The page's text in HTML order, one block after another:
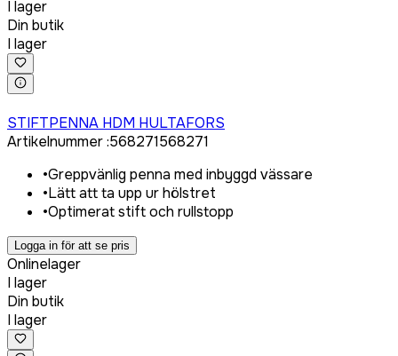
I lager
Din butik
I lager
STIFTPENNA HDM HULTAFORS
Artikelnummer:568271568271
•Greppvänlig penna med inbyggd vässare
•Lätt att ta upp ur hölstret
•Optimerat stift och rullstopp
Logga in för att se pris
Onlinelager
I lager
Din butik
I lager